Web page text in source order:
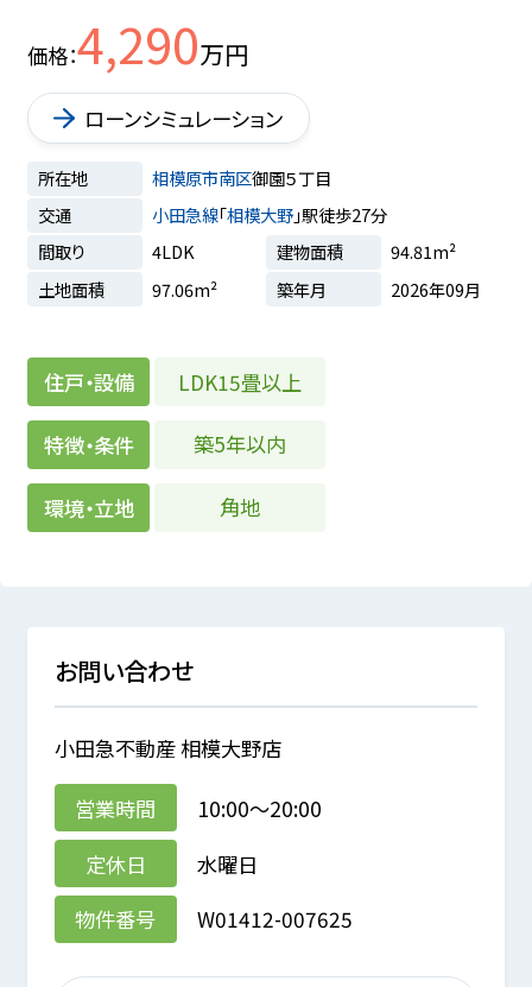
価格 4,290万円
ローンシミュレーション
所在地 相模原市南区御園５丁目
交通
小田急線「相模大野」駅徒歩27分
間取り
4LDK 建物面積
94.81m²
土地面積
97.06m² 築年月 2026年09月
住戸・設備 LDK15畳以上
特徴・条件 築5年以内
環境・立地 角地
お問い合わせ
小田急不動産 相模大野店
営業時間
10:00～20:00
定休日
水曜日
物件番号
W01412-007625